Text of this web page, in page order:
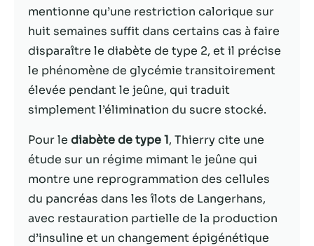
mentionne qu’une restriction calorique sur
huit semaines suffit dans certains cas à faire
disparaître le diabète de type 2, et il précise
le phénomène de glycémie transitoirement
élevée pendant le jeûne, qui traduit
simplement l’élimination du sucre stocké.
Pour le diabète de type 1, Thierry cite une
étude sur un régime mimant le jeûne qui
montre une reprogrammation des cellules
du pancréas dans les îlots de Langerhans,
avec restauration partielle de la production
d’insuline et un changement épigénétique
En partageant
votre intérêt et
votre
lorsque vous
site, vous
augmentez les
chances de
contenu et des
offres
personnalisés.